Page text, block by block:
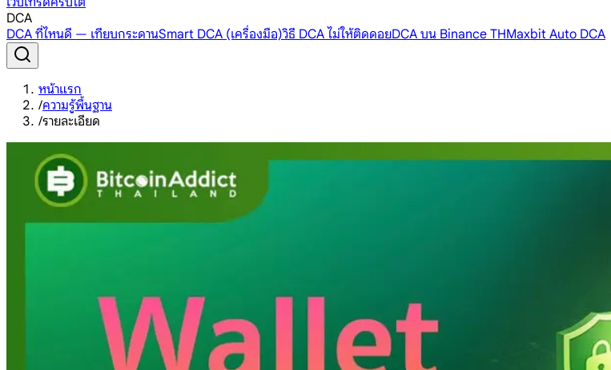
DCA
DCA ที่ไหนดี — เทียบกระดานSmart DCA (เครื่องมือ)วิธี DCA ไม่ให้ติดดอยDCA บน Binance THMaxbit Auto DCA
หน้าแรก
/ความรู้พื้นฐาน
/รายละเอียด